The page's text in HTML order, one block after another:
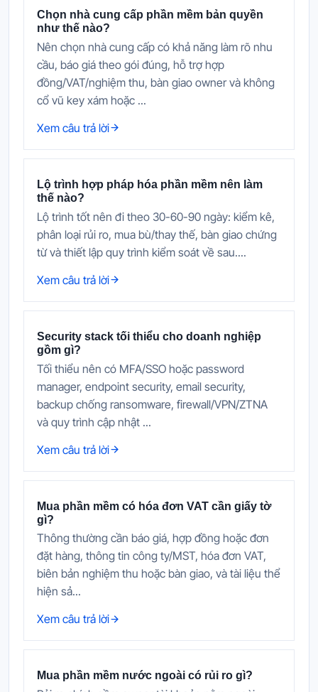
Chọn nhà cung cấp phần mềm bản quyền
như thế nào?
Nên chọn nhà cung cấp có khả năng làm rõ nhu
cầu, báo giá theo gói đúng, hỗ trợ hợp
đồng/VAT/nghiệm thu, bàn giao owner và không
cổ vũ key xám hoặc ...
Xem câu trả lời
Lộ trình hợp pháp hóa phần mềm nên làm
thế nào?
Lộ trình tốt nên đi theo 30-60-90 ngày: kiểm kê,
phân loại rủi ro, mua bù/thay thế, bàn giao chứng
từ và thiết lập quy trình kiểm soát về sau....
Xem câu trả lời
Security stack tối thiểu cho doanh nghiệp
gồm gì?
Tối thiểu nên có MFA/SSO hoặc password
manager, endpoint security, email security,
backup chống ransomware, firewall/VPN/ZTNA
và quy trình cập nhật ...
Xem câu trả lời
Mua phần mềm có hóa đơn VAT cần giấy tờ
gì?
Thông thường cần báo giá, hợp đồng hoặc đơn
đặt hàng, thông tin công ty/MST, hóa đơn VAT,
biên bản nghiệm thu hoặc bàn giao, và tài liệu thể
hiện sả...
Xem câu trả lời
Mua phần mềm nước ngoài có rủi ro gì?